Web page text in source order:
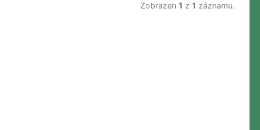
Zobrazen 1 z 1 záznamu.